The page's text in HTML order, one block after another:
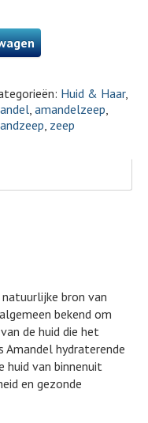
Huid & Haar,
amandelzeep
zeep
bron van
bekend om
de huid die het
hydraterende
huid van binnenuit
en gezonde